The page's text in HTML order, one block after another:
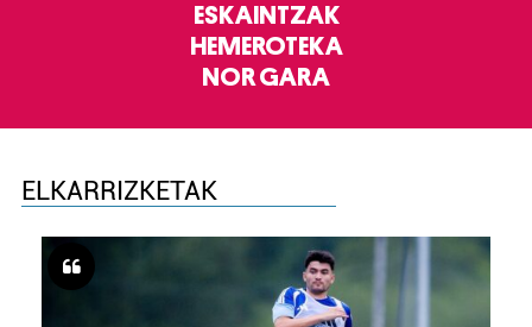
ESKAINTZAK
HEMEROTEKA
NOR GARA
ELKARRIZKETAK